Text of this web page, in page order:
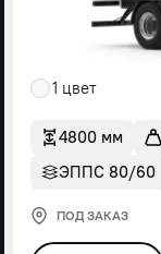
1 цвет
4800 мм
ЭППС 80/60
ПОД ЗАКАЗ